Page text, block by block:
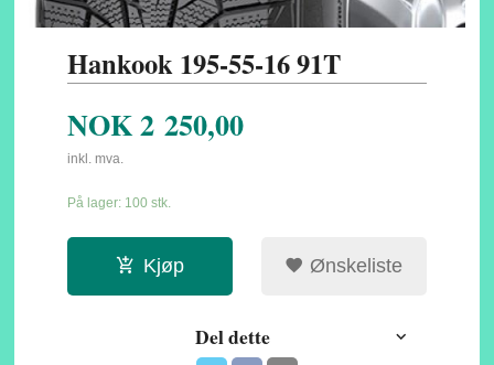
Hankook 195-55-16 91T
NOK2 250,00
inkl. mva.
På lager: 100 stk.
Kjøp Ønskeliste
Del dette